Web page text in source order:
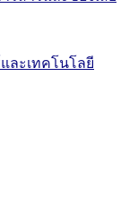
ละเทคโนโลยี